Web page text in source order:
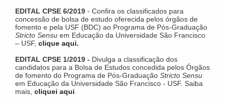
EDITAL CPSE 6/2019 - Confira os classificados para
concessão de bolsa de estudo oferecida pelos órgãos de
fomento e pela USF (BDC) ao Programa de Pós-Graduação
Stricto Sensu em Educação da Universidade São Francisco
– USF, clique aqui.
EDITAL CPSE 1/2019 - Divulga a classificação dos
candidatos para a Bolsa de Estudos concedida pelos Órgãos
de fomento do Programa de Pós-Graduação Stricto Sensu
em Educação da Universidade São Francisco - USF. Saiba
mais, cliquei aqui.